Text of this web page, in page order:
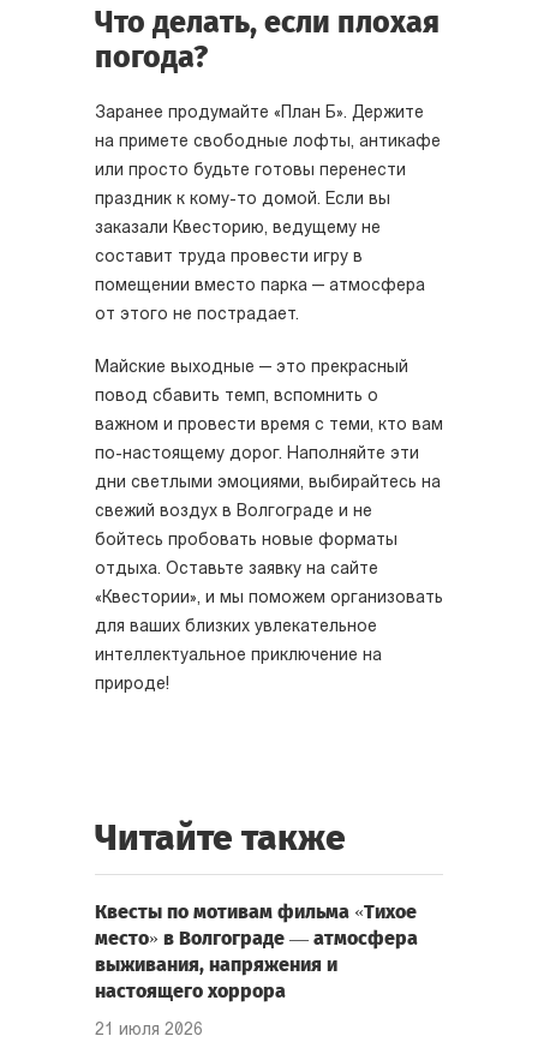
Что делать, если плохая
погода?
Заранее продумайте «План Б». Держите
на примете свободные лофты, антикафе
или просто будьте готовы перенести
праздник к кому-то домой. Если вы
заказали Квесторию, ведущему не
составит труда провести игру в
помещении вместо парка — атмосфера
от этого не пострадает.
Майские выходные — это прекрасный
повод сбавить темп, вспомнить о
важном и провести время с теми, кто вам
по-настоящему дорог. Наполняйте эти
дни светлыми эмоциями, выбирайтесь на
свежий воздух в Волгограде и не
бойтесь пробовать новые форматы
отдыха. Оставьте заявку на сайте
«Квестории», и мы поможем организовать
для ваших близких увлекательное
интеллектуальное приключение на
природе!
Читайте также
Квесты по мотивам фильма «Тихое
место» в Волгограде — атмосфера
выживания, напряжения и
настоящего хоррора
21 июля 2026